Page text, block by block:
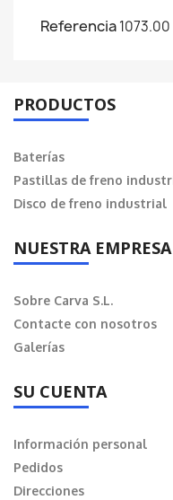
Referencia1073.00
PRODUCTOS
Baterías
Pastillas de freno
Disco de freno industrial
NUESTRA EMPRESA
Sobre Carva S.L.
Contacte con nosotros
Galerías
SU CUENTA
Información personal
Pedidos
Direcciones